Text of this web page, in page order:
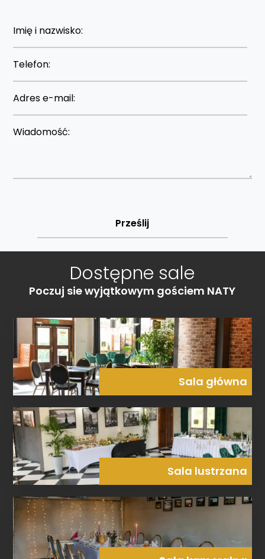
Dostępne sale
Poczuj sie wyjątkowym gościem NATY
Sala główna
Sala lustrzana